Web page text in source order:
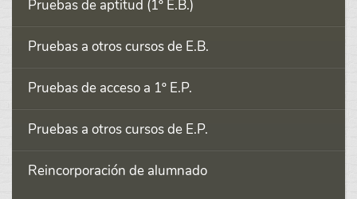
Pruebas de aptitud (1º E.B.)
Pruebas a otros cursos de E.B.
Pruebas de acceso a 1º E.P.
Pruebas a otros cursos de E.P.
Reincorporación de alumnado